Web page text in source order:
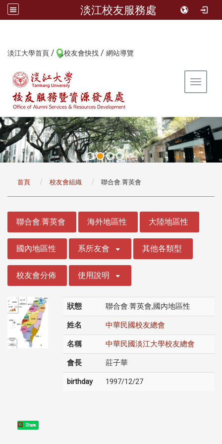
淡江校友服務處
淡江大學首頁 / 校友會快找 / 網站導覽
Toggle
首頁 校友會組織 聯合會.菁英會
聯合會.菁英會 海外地區性 大陸地區性
國內地區性 系所友會 其他各類型
校友會分佈 使用說明
狀態 聯合會.菁英會,國內地區性
姓名 中華民國校友總會
名稱 中華民國淡江大學校友總會
會長 莊子華
birthday 1997/12/27
Share